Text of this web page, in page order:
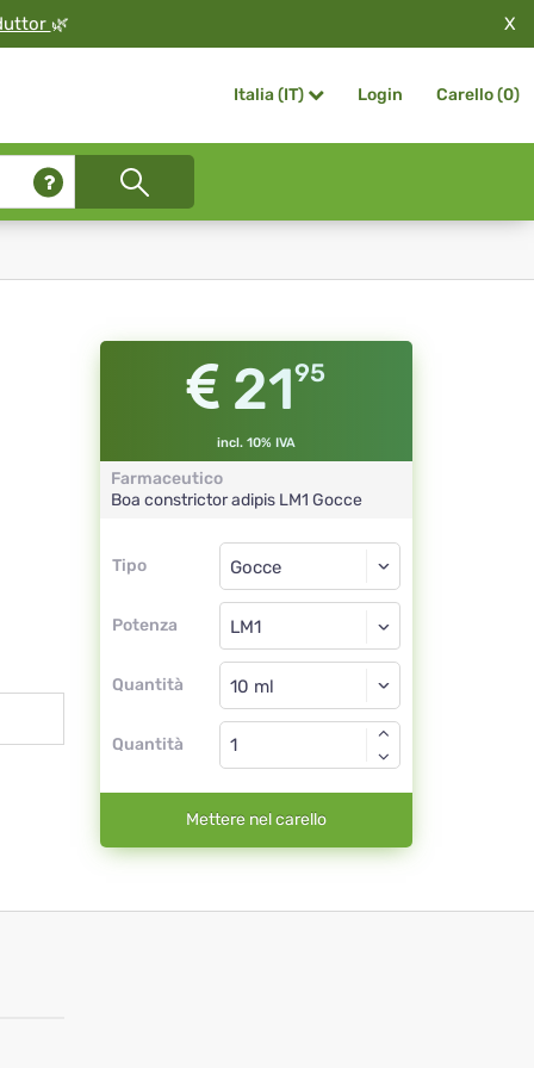
🌿 X
Italia (IT) Login Carello (0)
2195
incl. 10% IVA
Farmaceutico
Boa constrictor adipis LM1 Gocce
Tipo
Tipo
Potenza
Gocce
LM1
Quantità
Gocce
Quantità
Mettere nel carello